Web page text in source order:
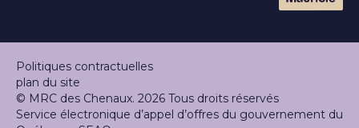
Politiques contractuelles
plan du site
© MRC des Chenaux. 2026 Tous droits réservés
Service électronique d’appel d’offres du gouvernement du